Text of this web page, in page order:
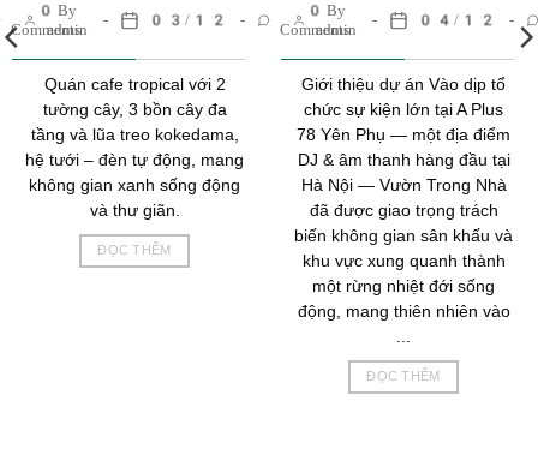
By
admin
03/12
0
Comments
Quán cafe tropical với 2
tường cây, 3 bồn cây đa
tầng và lũa treo kokedama,
hệ tưới – đèn tự động, mang
không gian xanh sống động
và thư giãn.
ĐỌC THÊM
By
admin
04/12
Giới thiệu dự án Vào dịp tổ
chức sự kiện lớn tại A Plus
78 Yên Phụ — một địa điểm
DJ & âm thanh hàng đầu tại
Hà Nội — Vườn Trong Nhà
đã được giao trọng trách
biến không gian sân khấu và
khu vực xung quanh thành
một rừng nhiệt đới sống
động, mang thiên nhiên vào
...
ĐỌC THÊM
0
Comments